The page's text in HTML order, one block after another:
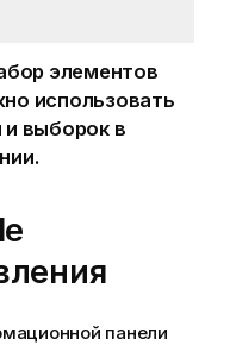
элементов
использовать
и выборок в
.
панели